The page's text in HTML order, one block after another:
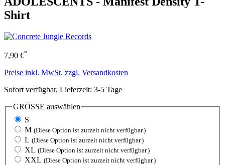
Shirt
7,90 €*
Preise inkl. MwSt. zzgl. Versandkosten
Sofort verfügbar, Lieferzeit: 3-5 Tage
GRÖSSE auswählen
S
M (Diese Option ist zurzeit nicht verfügbar.)
L (Diese Option ist zurzeit nicht verfügbar.)
XL (Diese Option ist zurzeit nicht verfügbar.)
XXL (Diese Option ist zurzeit nicht verfügbar.)